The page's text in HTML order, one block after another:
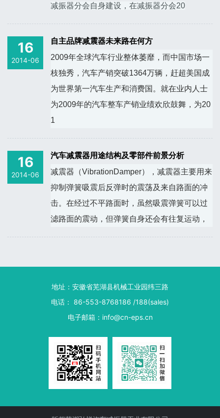
减振器分会自身建设，在减振器分会20
16
2014-06
自主品牌减震器未来路在何方
2009年全球汽车行业整体萎靡，而中国市场一
枝独秀，汽车产销突破1364万辆，赶超美国成
为世界第一汽车生产和消费国。就在业内人士
为2009年的汽车整车产销业绩欢欣鼓舞，为20
1
16
2014-06
汽车减震器用途结构及零部件前景分析
减震器（VibrationDamper），减震器主要用来
抑制弹簧吸震后反弹时的震荡及来自路面的冲
击。在经过不平路面时，虽然吸震弹簧可以过
滤路面的震动，但弹簧自身还会有往复运动，
地址： 安徽省芜湖县机械工业园纬三路
电话 ：
86-553-8768186 /188(sales)
电子邮箱： info@cn-eps.cn